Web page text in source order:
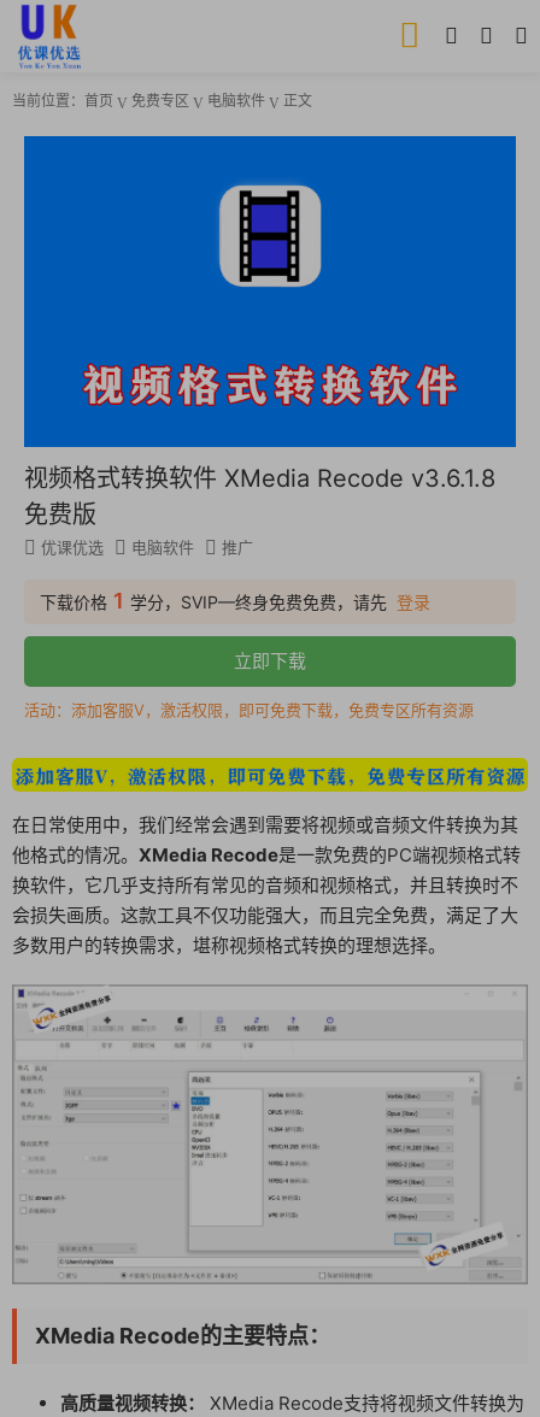
当前位置： 首页 免费专区 电脑软件 正文
视频格式转换软件 XMedia Recode v3.6.1.8
免费版
优课优选 电脑软件 推广
下载价格 1 学分，SVIP—终身免费免费，请先 登录
立即下载
活动：添加客服V，激活权限，即可免费下载，免费专区所有资源
在日常使用中，我们经常会遇到需要将视频或音频文件转换为其
他格式的情况。 XMedia Recode是一款免费的PC端视频格式转
换软件，它几乎支持所有常见的音频和视频格式，并且转换时不
会损失画质。这款工具不仅功能强大，而且完全免费，满足了大
多数用户的转换需求，堪称视频格式转换的理想选择。
XMedia Recode的主要特点：
高质量视频转换：
XMedia Recode支持将视频文件转换为